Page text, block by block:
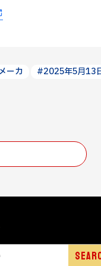
ーカ #2025年5月13